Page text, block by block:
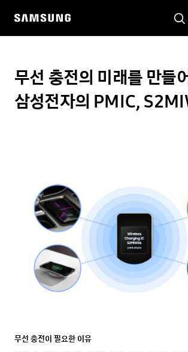
무선 충전의 미래를 만들
삼성전자의 PMIC,
무선 충전이 필요한 이유